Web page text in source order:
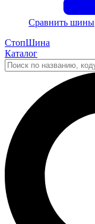
Сравнить шины
СтопШина
Каталог